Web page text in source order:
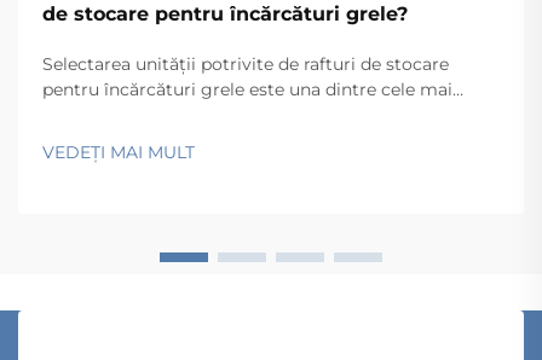
de stocare pentru încărcături grele?
Selectarea unității potrivite de rafturi de stocare
pentru încărcături grele este una dintre cele mai
industriale. O alegere incorectă poate duce la
VEDEȚI MAI MULT